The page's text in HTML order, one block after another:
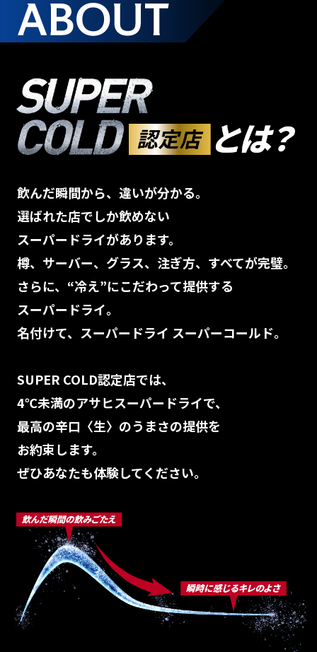
飲んだ瞬間から、違いが分かる。
選ばれた店でしか飲めない
スーパードライがあります。
樽、サーバー、グラス、注ぎ方、すべてが完璧。
さらに、“冷え”にこだわって提供する
スーパードライ。
名付けて、スーパードライ スーパーコールド。
SUPER COLD認定店では、
4℃未満のアサヒスーパードライで、
最高の辛口〈生〉のうまさの提供を
お約束します。
ぜひあなたも体験してください。